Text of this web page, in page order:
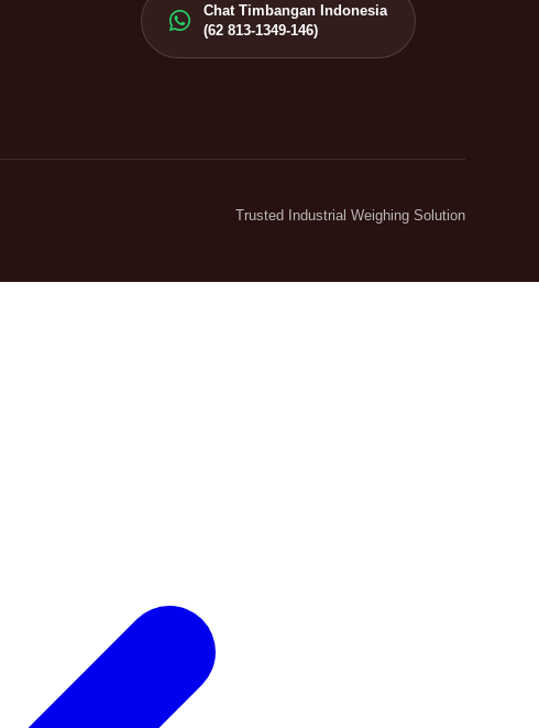
Chat Timbangan Indonesia
(62 813-1349-146)
Trusted Industrial Weighing Solution